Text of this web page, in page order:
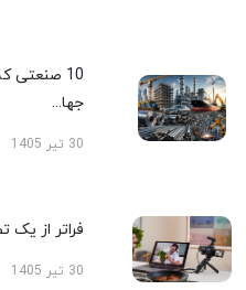
10 صنعتی
جها...
30 تیر 1405
فراتر از یک
30 تیر 1405